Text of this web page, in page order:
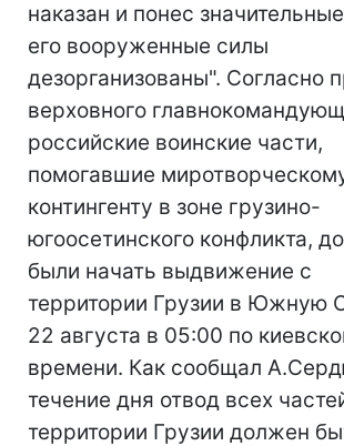
наказан и понес
его вооруженные силы
дезорганизованы". Согласно
верховного
российские воинские части,
помогавшие
контингенту в зоне грузино-
югоосетинского конфликта,
были начать выдвижение с
территории Грузии в Южную
22 августа в 05:00 по
времени. Как сообщал
течение дня отвод всех
территории Грузии должен